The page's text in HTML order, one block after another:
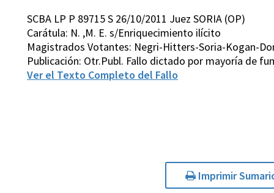
SCBA LP P 89715 S 26/10/2011 Juez SORIA (OP)
Carátula: N. ,M. E. s/Enriquecimiento ilícito
Magistrados Votantes: Negri-Hitters-Soria-Kogan-
Publicación: Otr.Publ. Fallo dictado por mayoría de
Ver el Texto Completo del Fallo
Imprimir